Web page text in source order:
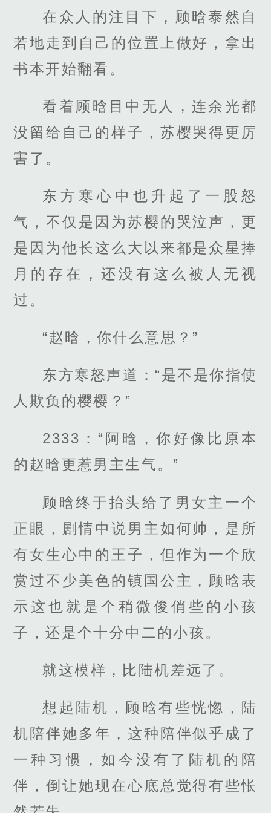
在众人的注目下，顾晗泰然自
若地走到自己的位置上做好，拿出
书本开始翻看。
看着顾晗目中无人，连余光都
没留给自己的样子，苏樱哭得更厉
害了。
东方寒心中也升起了一股怒
气，不仅是因为苏樱的哭泣声，更
是因为他长这么大以来都是众星捧
月的存在，还没有这么被人无视
过。
“赵晗，你什么意思？”
东方寒怒声道：“是不是你指使
人欺负的樱樱？”
2333：“阿晗，你好像比原本
的赵晗更惹男主生气。”
顾晗终于抬头给了男女主一个
正眼，剧情中说男主如何帅，是所
有女生心中的王子，但作为一个欣
赏过不少美色的镇国公主，顾晗表
示这也就是个稍微俊俏些的小孩
子，还是个十分中二的小孩。
就这模样，比陆机差远了。
想起陆机，顾晗有些恍惚，陆
机陪伴她多年，这种陪伴似乎成了
一种习惯，如今没有了陆机的陪
伴，倒让她现在心底总觉得有些怅